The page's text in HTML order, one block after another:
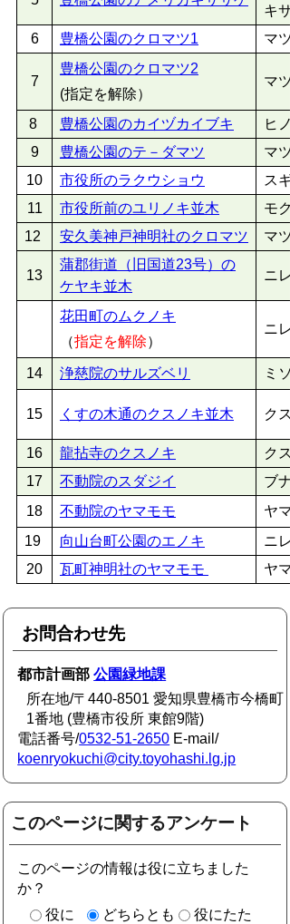
キ
6
豊橋公園のクロマツ1 マ
7
豊橋公園のクロマツ2
(指定を解除）
マ
8 豊橋公園のカイヅカイブキ
ヒ
9
豊橋公園のテ－ダマツ
マ
10
市役所のラクウショウ
ス
11
市役所前のユリノキ並木
モ
12
安久美神戸神明社のクロマツ マ
13
蒲郡街道（旧国道23号）の
ケヤキ並木
ニ
花田町のムクノキ
（指定を解除）
ニ
14 浄慈院のサルズベリ ミ
15 くすの木通のクスノキ並木 ク
16 龍拈寺のクスノキ
ク
17
不動院のスダジイ
ブ
18
不動院のヤマモモ
ヤ
19
向山台町公園のエノキ
ニ
20
瓦町神明社のヤマモモ ヤ
お問合わせ先
都市計画部公園緑地課
所在地/〒440-8501 愛知県豊橋市今橋町
1番地 (豊橋市役所 東館9階)
電話番号/0532-51-2650 E-mail/
koenryokuchi@city.toyohashi.lg.jp
このページに関するアンケート
このページの情報は役に立ちました
か？
役に
どちらとも
役にたた